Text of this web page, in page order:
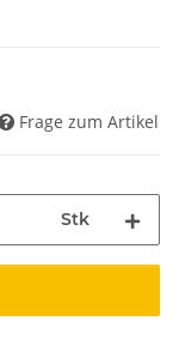
Frage zum Artikel
Stk